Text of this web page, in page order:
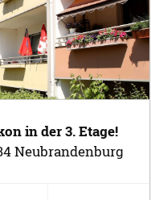
in der 3. Etage!
Neubrandenburg